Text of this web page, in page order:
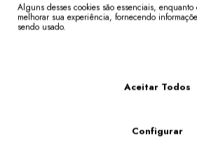
COMPRAR
Alguns desses cookies são essenciais,
melhorar sua experiência, fornecendo
sendo usado.
Aceitar Todos
Configurar